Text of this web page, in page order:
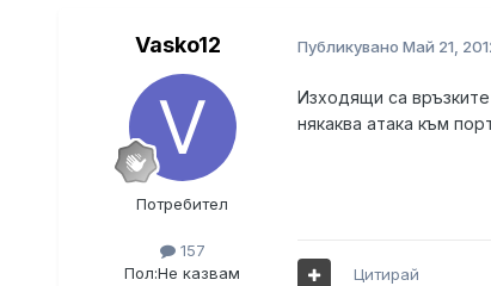
Vasko12
Потребител
157
Пол:Не казвам
Публикувано Май 21,
Изходящи са
някаква атака към
Цитирай